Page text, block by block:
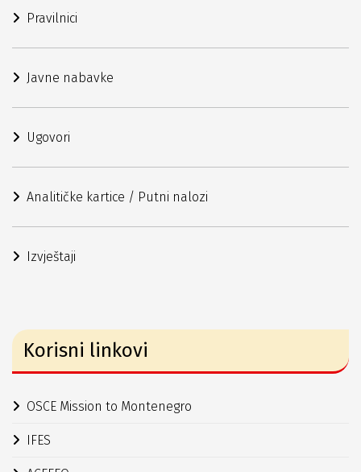
Pravilnici
Javne nabavke
Ugovori
Analitičke kartice / Putni nalozi
Izvještaji
Korisni linkovi
OSCE Mission to Montenegro
IFES